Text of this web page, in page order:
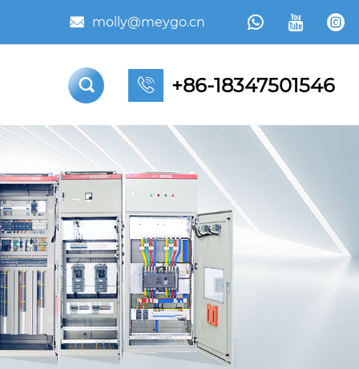
 molly@meygo.cn   
  +86-18347501546